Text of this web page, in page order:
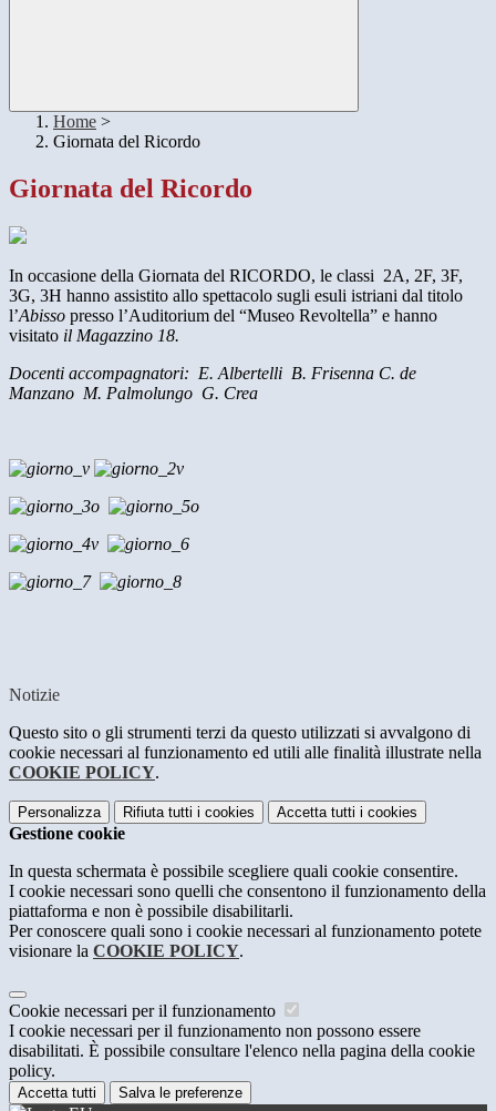
Home >
Giornata del Ricordo
Giornata del Ricordo
In occasione della Giornata del RICORDO, le classi 2A, 2F, 3F,
3G, 3H hanno assistito allo spettacolo sugli esuli istriani dal titolo
l’Abisso presso l’Auditorium del “Museo Revoltella” e hanno
visitato il Magazzino 18.
Docenti accompagnatori: E. Albertelli B. Frisenna C. de
Manzano M. Palmolungo G. Crea
Notizie
Questo sito o gli strumenti terzi da questo utilizzati si avvalgono di
cookie necessari al funzionamento ed utili alle finalità illustrate nella
COOKIE POLICY.
Personalizza Rifiuta tutti i cookies Accetta tutti i cookies
Gestione cookie
In questa schermata è possibile scegliere quali cookie consentire.
I cookie necessari sono quelli che consentono il funzionamento della
piattaforma e non è possibile disabilitarli.
Per conoscere quali sono i cookie necessari al funzionamento potete
visionare la COOKIE POLICY.
Cookie necessari per il funzionamento
I cookie necessari per il funzionamento non possono essere
disabilitati. È possibile consultare l'elenco nella pagina della cookie
policy.
Accetta tutti Salva le preferenze